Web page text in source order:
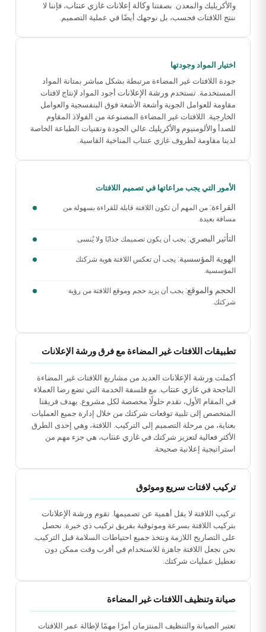
والأكريليك والمعدن. بصفتنا وكالة إعلانات غازي عنتاب، فإننا لا
ننتج اللافتات فحسب، بل نوجهك أيضًا في عملية التصميم.
اختيار المواد وجودتها
جودة اللافتات غير المضاءة مرتبطة بشكل مباشر بمتانة المواد
المستخدمة. تستخدم ورشة الإعلانات أجود المواد لإنتاج لافتات
مقاومة للعوامل الجوية وأشعة الأشعة فوق البنفسجية والعوامل
الخارجية. اللافتات غير المضاءة المصنوعة من الفولاذ المقاوم
للصدأ والألومنيوم والأكريليك عالي الجودة وتقنيات الطباعة الخاصة
لدينا مقاومة لظروف غازي عنتاب المناخية القاسية.
الأمور التي يجب مراعاتها في تصميم اللافتات
القراءة: من المهم أن تكون اللافتة قابلة للقراءة بسهولة من
مسافة بعيدة.
التأثير البصري: يجب أن يكون تصميمك جذابًا ولا يُنسى.
الهوية المؤسسية: يجب أن تعكس اللافتة هوية شركتك
المؤسسية.
الحجم والموقع: يجب أن يزيد حجم وموقع اللافتة من رؤية
شركتك.
تطبيقات اللافتات غير المضاءة مع فرق ورشة الإعلانات
أكملت ورشة الإعلانات العديد من مشاريع اللافتات غير المضاءة
الناجحة في غازي عنتاب. مع فلسفة الخدمة التي تضع رضا العملاء
في المقام الأول، نقدم حلولًا مخصصة لكل مشروع. يهدف فريقنا
المتخصص إلى تلبية توقعات شركتك من خلال إدارة جميع العمليات
بعناية، من مرحلة التصميم إلى التركيب. اللافتة، وهي إحدى الطرق
الأكثر فعالية لتعزيز شركتك في غازي عنتاب، هي جزء مهم من
استراتيجية إعلانية صحيحة.
تركيب لافتات سريع وموثوق
تركيب اللافتة لا يقل أهمية عن تصميمها. تقوم ورشة الإعلانات
بتركيب اللافتة بسرعة وموثوقية بفريق تركيب ذي خبرة. نحصل
على التصاريح اللازمة ونتخذ جميع احتياطات السلامة قبل التركيب.
نحن نجعل اللافتة جاهزة للاستخدام في أقرب وقت ممكن دون
تعطيل عمليات شركتك.
صيانة وتنظيف اللافتات غير المضاءة
تعتبر الصيانة والتنظيف المنتزمان أمرًا مهمًا لإطالة عمر اللافتات